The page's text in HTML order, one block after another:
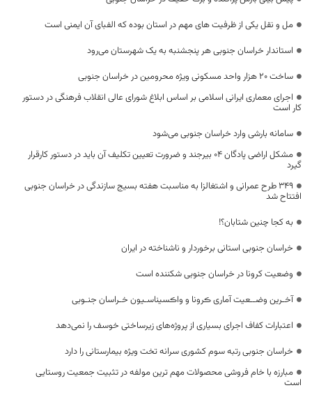
مل و نقل یکی از ظرفیت های مهم در استان بوده که الفبای آن ایمنی است
استاندار خراسان جنوبی هر پنجشنبه به یک شهرستان می‌رود
ساخت ۲۰ هزار واحد مسکونی ویژه محرومین در خراسان جنوبی
اجرای معماری ایرانی اسلامی بر اساس ابلاغ شورای عالی انقلاب فرهنگی در دستور
کار است
سامانه بارشی وارد خراسان جنوبی می‌شود
مشکل اراضی پادگان ۰۴ بیرجند و ضرورت تعیین تکلیف آن باید در دستور کارقرار
گیرد
۳۴۹ طرح عمرانی و اشتغالزا به مناسبت هفته بسیج سازندگی در خراسان جنوبی
افتتاح شد
به کجا چنین شتابان؟!
خراسان جنوبی استانی برخوردار و ناشناخته در ایران
وضعیت کرونا در خراسان جنوبی شکننده است
آخـرین وضــعیت آماری ڪرونا و واڪسیناسـیون خـراسان جنـوبی
اعتبارات کفاف اجرای بسیاری از پروژه‌های زیرساختی خوسف را نمی‌دهد
خراسان جنوبی رتبه سوم کشوری سرانه تخت ویژه بیمارستانی را دارد
مبارزه با خام فروشی محصولات مهم ترین مولفه در تثبیت جمعیت روستایی
است